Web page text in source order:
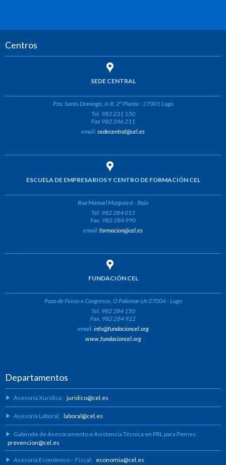
Centros
SEDE CENTRAL
Pza. Santo Domingo, 6-8, 2ª Planta - 27001 Lugo
Tel. 982 231 150
Fax 982 246 211
email:sedecentral@cel.es
ESCUELA DE EMPRESARIOS Y CENTRO DE FORMACIÓN CEL
Rúa Manuel Murguía 6 - Bajo
Tel. 982 284 015
Fax. 982 284 990
email:formacion@cel.es
FUNDACIÓN CEL
Pazo de Feiras e Congresos, O Palomar s/n 27004 - Lugo
Tel. 982 284 150
Fax. 982 284 922
email:info@fundacioncel.org
www.fundacioncel.org
Departamentos
Asesoría Xurídica: juridico@cel.es
Asesoría Laboral: laboral@cel.es
Gabinete de Asesoramento e Asistencia Técnica en PRL para Pemes:
prevencion@cel.es
Asesoría Económico – Fiscal: economia@cel.es